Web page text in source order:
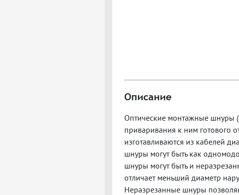
Описание
Оптические монтажные шнуры
приваривания к ним готового
изготавливаются из кабелей
шнуры могут быть как
шнуры могут быть и
отличает меньший диаметр
Неразрезанные шнуры